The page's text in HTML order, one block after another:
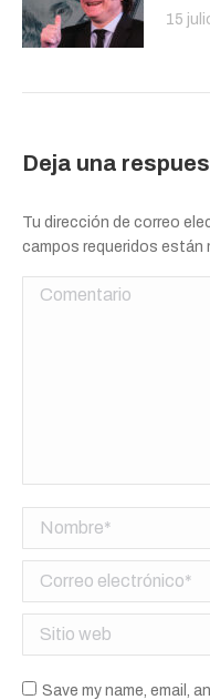
15
Deja una
Tu dirección de correo
campos requeridos están
Comentario
Nombre *
Correo electrónico *
Sitio web
Save my name, email,